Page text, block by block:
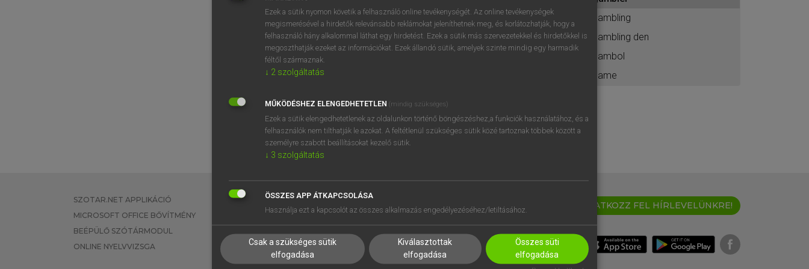
BELÉPÉS
próbaverziójának elindításához
regisztrálok ésbelépek.
REGISZTRÁCIÓ
gambling
gambling den
gambol
game
SZOTAR.NET APPLIKÁCIÓ
MICROSOFT OFFICE BŐVÍTMÉNY
BEÉPÜLŐ SZÓTÁRMODUL
ONLINE NYELVVIZSGA
EGYÉNI FELHASZNÁLÓKNAK
TANULÓKNAK
VÁLLALATI MEGOLDÁSOK
SÚGÓ
RÓLUNK
SÜTI BEÁLLÍTÁSOK
IRATKOZZ FEL HÍRLEVELÜNKRE!
Ezek a sütik nyomon követik a felhasználó online tevékenységét. Az online tevékenységek
megismerésével a hirdetők relevánsabb reklámokat jeleníthetnek meg, és korlátozhatják, hogy a
felhasználó hány alkalommal láthat egy hirdetést. Ezek a sütik más szervezetekkel és hirdetőkkel is
megoszthatják ezeket az információkat. Ezek állandó sütik, amelyek szinte mindig egy harmadik
féltől származnak.
↓ 2 szolgáltatás
MŰKÖDÉSHEZ ELENGEDHETETLEN (mindig szükséges)
Ezek a sütik elengedhetetlenek az oldalunkon történő böngészéshez,a funkciók használatához, és a
felhasználók nem tilthatják le azokat. A feltétlenül szükséges sütik közé tartoznak többek között a
személyre szabott beállításokat kezelő sütik.
↓ 3 szolgáltatás
ÖSSZES APP ÁTKAPCSOLÁSA
Használja ezt a kapcsolót az összes alkalmazás engedélyezéséhez/letiltásához.
Csak a szükséges sütik
elfogadása
Kiválasztottak
elfogadása
Összes süti
elfogadása